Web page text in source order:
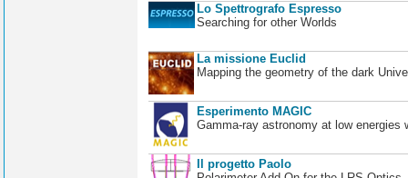
Lo Spettrografo Espresso
Searching for other Worlds
La missione Euclid
Mapping the geometry of the dark
Esperimento MAGIC
Gamma-ray astronomy at low energies
Il progetto Paolo